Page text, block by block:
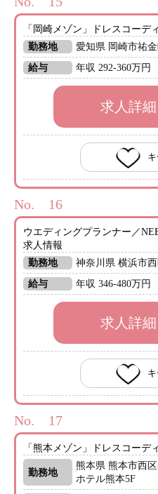
「岡崎メゾン」ドレスコーデ
勤務地
愛知県 岡崎市祐
給与
年収 292-360万円
求人詳
No.
ウエディングプランナー／
求人情報
勤務地
神奈川県 横浜市
給与
年収 346-480万円
求人詳
No.
「熊本メゾン」ドレスコーデ
勤務地
熊本県 熊本市西
ホテル熊本5F